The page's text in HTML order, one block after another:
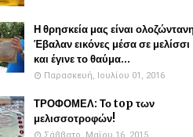
Η θρησκεία μας είναι
Έβαλαν εικόνες μέσα σε μελίσσι
και έγινε το θαύμα...
Παρασκευή, Ιουλίου 01, 2016
ΤΡΟΦΟΜΕΛ: Το top των
μελισσοτροφών!
Σάββατο, Μαΐου 16, 2015